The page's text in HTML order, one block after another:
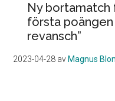
Ny bortamatch
första
revansch”
2023-04-28 av Magnus